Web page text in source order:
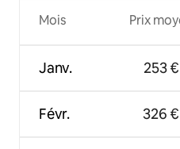
Mois
Janv.
Févr.
Prix
253 €
326 €